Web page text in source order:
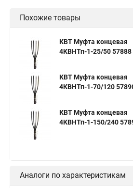
Похожие товары
КВТ Муфта концевая
4КВНТп-1-25/50 57888
КВТ Муфта концевая
4КВНТп-1-70/120
КВТ Муфта концевая
4КВНТп-1-150/240
Аналоги по характеристикам